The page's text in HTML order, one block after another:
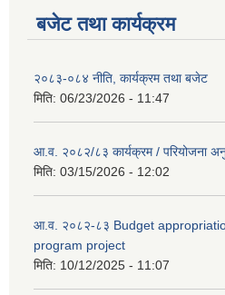
बजेट तथा कार्यक्रम
२०८३-०८४ नीति, कार्यक्रम तथा बजेट
मिति: 06/23/2026 - 11:47
आ.व. २०८२/८३ कार्यक्रम / परियोजना
मिति: 03/15/2026 - 12:02
आ.व. २०८२-८३ Budget
program project
मिति: 10/12/2025 - 11:07